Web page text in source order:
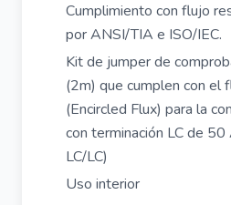
Cumplimiento con flujo
por ANSI/TIA e ISO/IEC.
Kit de jumper de
(2m) que cumplen con el
(Encircled Flux) para la
con terminación LC de 50
LC/LC)
Uso interior